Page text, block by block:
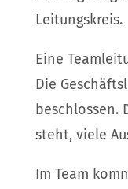
Leitungskreis.
Eine
Die
beschlossen.
steht, viele
Im Team